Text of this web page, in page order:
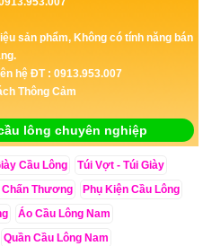
sản phẩm, Không có tính năng bán
hệ ĐT : 0913.953.007
Thông Cảm
lông chuyên nghiệp
Cầu Lông
Túi Vợt - Túi Giày
Chấn Thương
Phụ Kiện Cầu Lông
Áo Cầu Lông Nam
Quần Cầu Lông Nam